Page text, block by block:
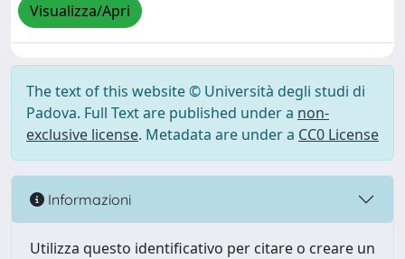
Visualizza/Apri
The text of this website © Università degli studi di
Padova. Full Text are published under a non-
exclusive license. Metadata are under a CC0 License
Informazioni
Utilizza questo identificativo per citare o creare un